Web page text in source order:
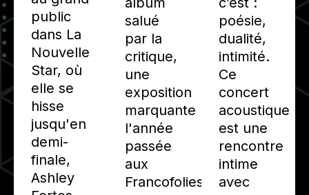
public
dans La
Nouvelle
Star, où
elle se
hisse
jusqu'en
demi-
finale,
Ashley
salué
par la
critique,
une
exposition
marquante
l'année
passée
aux
Francofolies
poésie,
dualité,
intimité.
Ce
concert
acoustique
est une
rencontre
intime
avec